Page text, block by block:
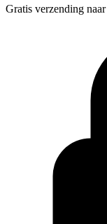
Gratis verzending naar